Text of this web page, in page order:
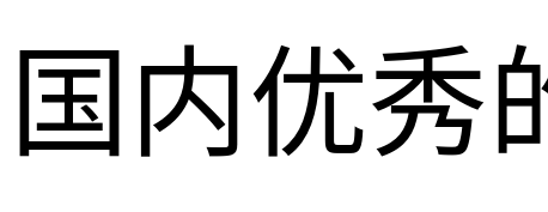
国内优秀